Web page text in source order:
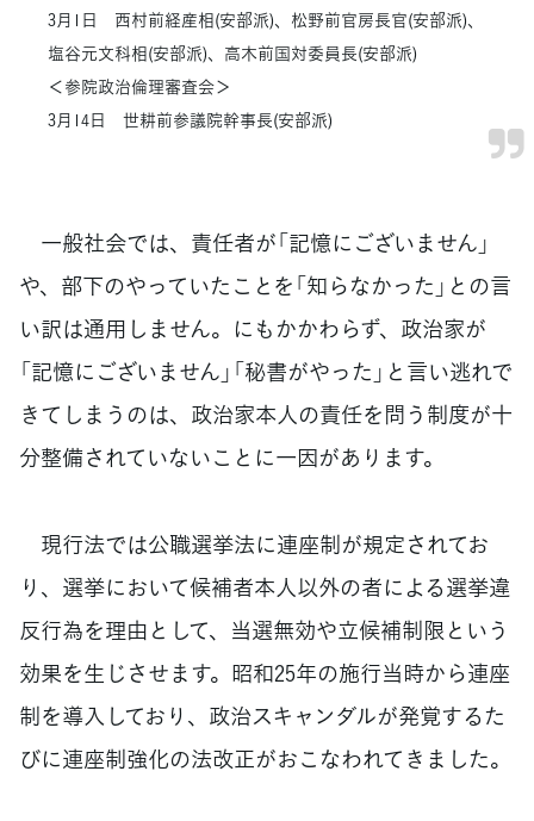
3月1日 西村前経産相(安部派)、松野前官房長官(安部派)、
塩谷元文科相(安部派)、高木前国対委員長(安部派)
＜参院政治倫理審査会＞
3月14日 世耕前参議院幹事長(安部派)
一般社会では、責任者が「記憶にございません」
や、部下のやっていたことを「知らなかった」との言
い訳は通用しません。にもかかわらず、政治家が
「記憶にございません」「秘書がやった」と言い逃れで
きてしまうのは、政治家本人の責任を問う制度が十
分整備されていないことに一因があります。
現行法では公職選挙法に連座制が規定されてお
り、選挙において候補者本人以外の者による選挙違
反行為を理由として、当選無効や立候補制限という
効果を生じさせます。昭和25年の施行当時から連座
制を導入しており、政治スキャンダルが発覚するた
びに連座制強化の法改正がおこなわれてきました。